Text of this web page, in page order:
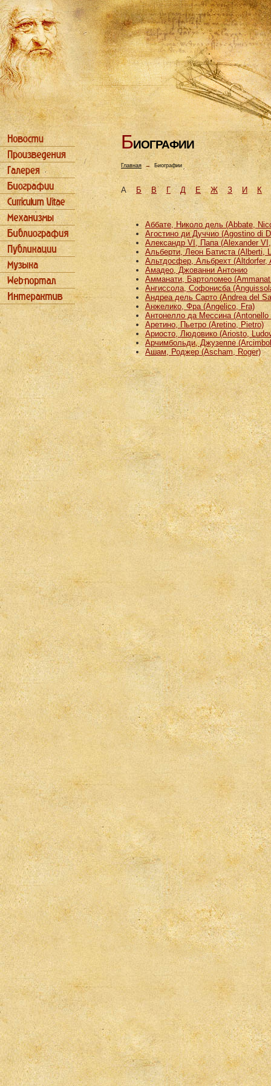
БИОГРАФИИ
Главная→ Биографии
АБ В Г Д Е Ж З И К
Аббате, Николо дель (Abbate,
Агостино ди Дуччио (Agostino di
Александр VI, Папа (Alexander
Альберти, Леон Батиста (Alberti,
Альтдосфер, Альбрехт (Altdorfer,
Амадео, Джованни Антонио
Амманати, Бартоломео
Ангиссола, Софонисба
Андреа дель Сарто (Andrea del
Анжелико, Фра (Angelico, Fra)
Антонелло да Мессина (Antonello
Аретино, Пьетро (Aretino, Pietro)
Ариосто, Людовико (Ariosto,
Арчимбольди, Джузеппе
Ашам, Роджер (Ascham, Roger)